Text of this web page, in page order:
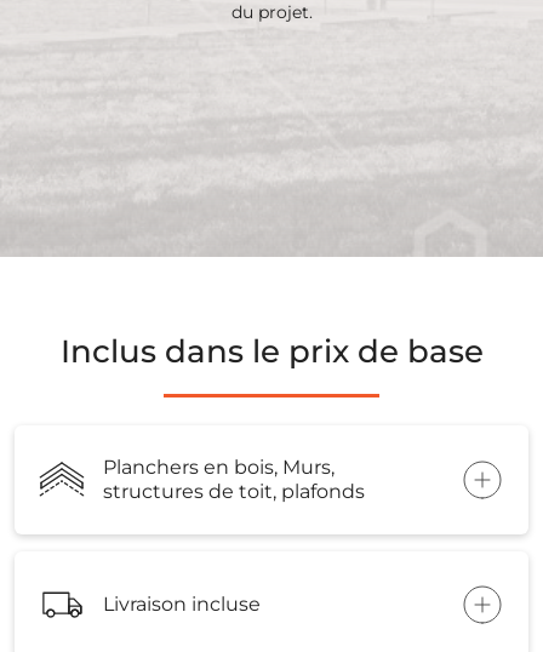
du projet.
Inclus dans le prix de base
Planchers en bois, Murs,
structures de toit, plafonds
Livraison incluse